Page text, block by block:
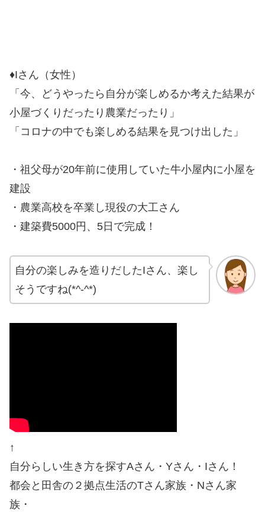
♦Iさん（女性）
「今、どうやったら自分が楽しめるか考えた結果が
小屋づくりだったり農業だったり」
「コロナの中でも楽しめる結果を見つけ出した」
・祖父母が20年前に使用していた牛小屋内に小屋を
建設
・農業高校を卒業し現役の大工さん
・建築費5000円、5日で完成！
自分の楽しみを造りだしたIさん、楽し
そうですね(*^-^*)
↑
自分らしい生き方を探すAさん・Yさん・Iさん！
都会と田舎の２拠点生活のTさん家族・Nさん家
族・